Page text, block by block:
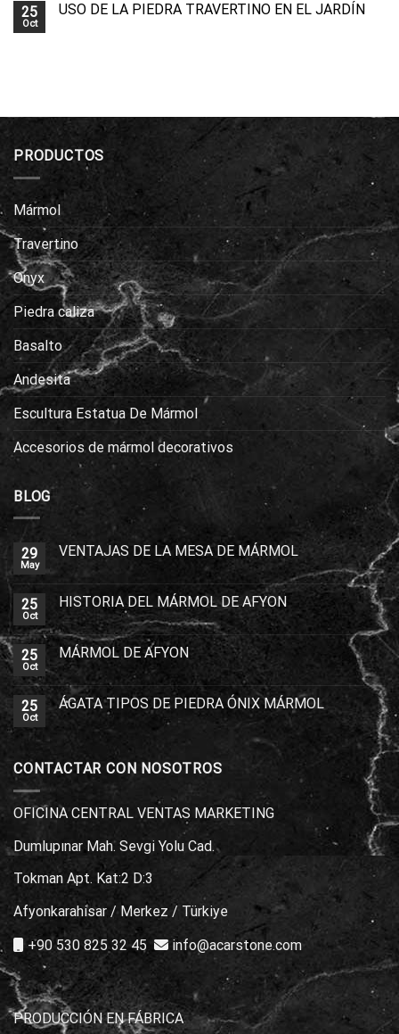
25
Oct
USO DE LA PIEDRA TRAVERTINO EN EL JARDÍN
PRODUCTOS
Mármol
Travertino
Onyx
Piedra caliza
Basalto
Andesita
Escultura Estatua De Mármol
Accesorios de mármol decorativos
BLOG
29
May
VENTAJAS DE LA MESA DE MÁRMOL
25
Oct
HISTORIA DEL MÁRMOL DE AFYON
25
Oct
MÁRMOL DE AFYON
25
Oct
ÁGATA TIPOS DE PIEDRA ÓNIX MÁRMOL
CONTACTAR CON NOSOTROS
OFICINA CENTRAL VENTAS MARKETING
Dumlupınar Mah. Sevgi Yolu Cad.
Tokman Apt. Kat:2 D:3
Afyonkarahisar / Merkez / Türkiye
+90 530 825 32 45
info@acarstone.com
PRODUCCIÓN EN FÁBRICA